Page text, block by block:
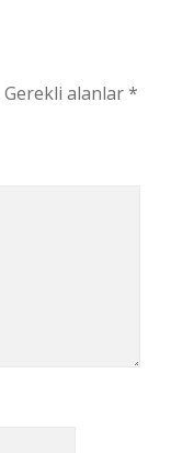
Gerekli alanlar*